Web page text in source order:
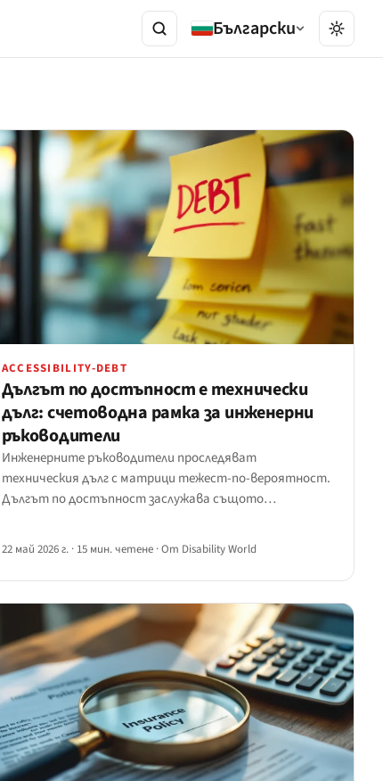
Български
ACCESSIBILITY-DEBT
Дългът по достъпност е технически
дълг: счетоводна рамка за инженерни
ръководители
Инженерните ръководители проследяват
техническия дълг с матрици тежест-по-вероятност.
Дългът по достъпност заслужава същото
тежест, оценител на разходите за отстраняване,
портфейлен изглед и тримесечно табло за изчерпване,
плюс три браншови среза.
22 май 2026 г. · 15 мин. четене ·От Disability World